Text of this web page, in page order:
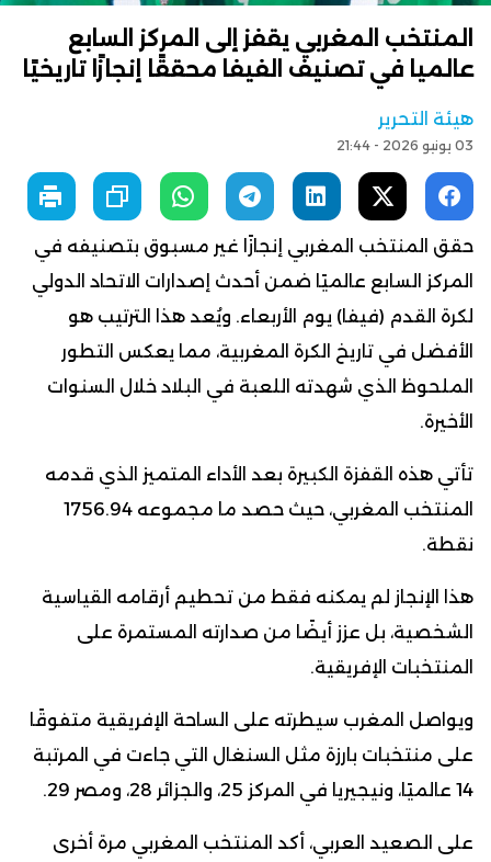
المنتخب المغربي يقفز إلى المركز السابع
عالميا في تصنيف الفيفا محققًا إنجازًا تاريخيًا
هيئة التحرير
03 يونيو 2026 - 21:44
حقق المنتخب المغربي إنجازًا غير مسبوق بتصنيفه في
المركز السابع عالميًا ضمن أحدث إصدارات الاتحاد الدولي
لكرة القدم (فيفا) يوم الأربعاء. ويُعد هذا الترتيب هو
الأفضل في تاريخ الكرة المغربية، مما يعكس التطور
الملحوظ الذي شهدته اللعبة في البلاد خلال السنوات
الأخيرة.
تأتي هذه القفزة الكبيرة بعد الأداء المتميز الذي قدمه
المنتخب المغربي، حيث حصد ما مجموعه 1756.94
نقطة.
هذا الإنجاز لم يمكنه فقط من تحطيم أرقامه القياسية
الشخصية، بل عزز أيضًا من صدارته المستمرة على
المنتخبات الإفريقية.
ويواصل المغرب سيطرته على الساحة الإفريقية متفوقًا
على منتخبات بارزة مثل السنغال التي جاءت في المرتبة
14 عالميًا، ونيجيريا في المركز 25، والجزائر 28، ومصر 29.
على الصعيد العربي، أكد المنتخب المغربي مرة أخرى